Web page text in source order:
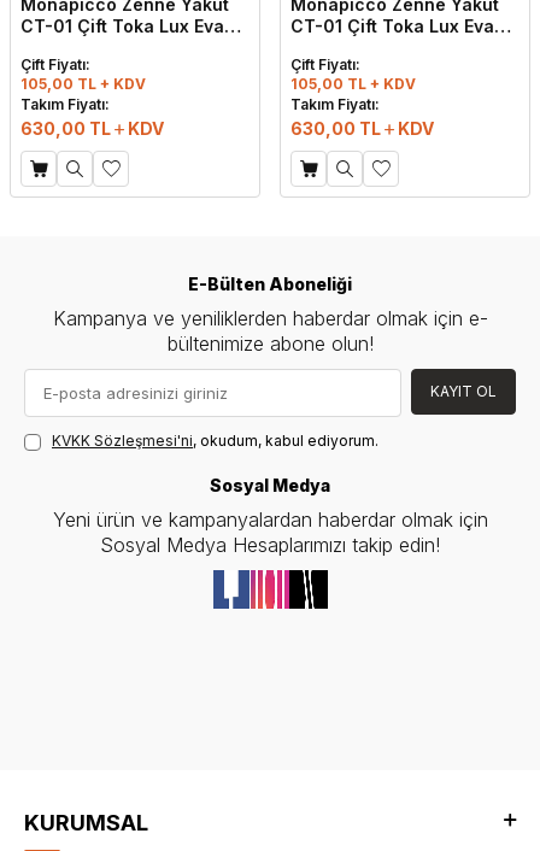
Monapicco Zenne Yakut
CT-01 Çift Toka Lux Eva
Çift Fiyatı:
105,00 TL + KDV
Takım Fiyatı:
630,00 TL KDV
Monapicco Zenne Yakut
CT-01 Çift Toka Lux Eva
Çift Fiyatı:
105,00 TL + KDV
Takım Fiyatı:
630,00 TL KDV
E-Bülten Aboneliği
Kampanya ve yeniliklerden haberdar olmak için e-
bültenimize abone olun!
KAYIT OL
KVKK Sözleşmesi'ni, okudum, kabul ediyorum.
Sosyal Medya
Yeni ürün ve kampanyalardan haberdar olmak için
Sosyal Medya Hesaplarımızı takip edin!
KURUMSAL